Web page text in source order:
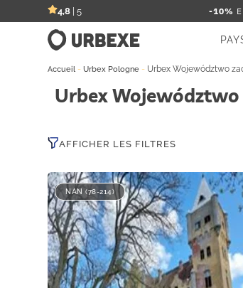
4,8 | 5 -10%
Accueil -Urbex Pologne - Urbex Województwo
Urbex
AFFICHER LES FILTRES
NAN (78-214)